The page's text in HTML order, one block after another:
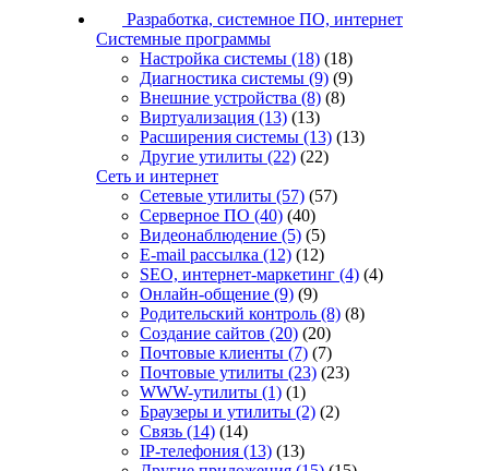
Разработка, системное ПО, интернет
Системные программы
Настройка системы (18) (18)
Диагностика системы (9) (9)
Внешние устройства (8) (8)
Виртуализация (13) (13)
Расширения системы (13) (13)
Другие утилиты (22) (22)
Сеть и интернет
Сетевые утилиты (57) (57)
Серверное ПО (40) (40)
Видеонаблюдение (5) (5)
E-mail рассылка (12) (12)
SEO, интернет-маркетинг (4) (4)
Онлайн-общение (9) (9)
Родительский контроль (8) (8)
Создание сайтов (20) (20)
Почтовые клиенты (7) (7)
Почтовые утилиты (23) (23)
WWW-утилиты (1) (1)
Браузеры и утилиты (2) (2)
Связь (14) (14)
IP-телефония (13) (13)